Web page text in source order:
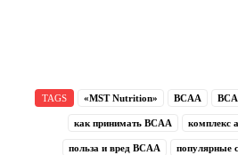
TAGS «MST Nutrition» BCAA
как принимать BCAA комплекс
польза и вред BCAA популярные